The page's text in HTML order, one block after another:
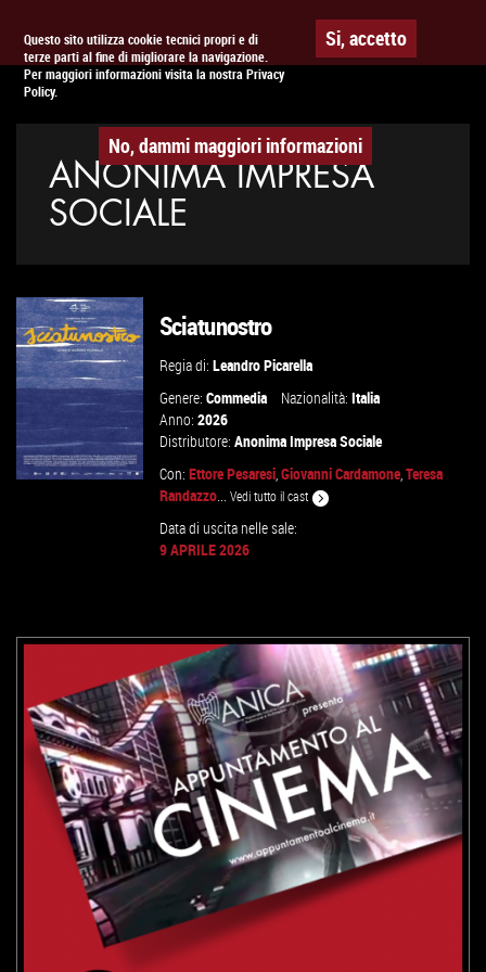
Questo sito utilizza cookie tecnici propri e di
terze parti al fine di migliorare la navigazione.
Per maggiori informazioni visita la nostra Privacy
Policy.
Si, accetto
No, dammi maggiori informazioni
APPUNTAMENTO AL CINEMA
ANONIMA IMPRESA
SOCIALE
Sciatunostro
Regia di:Leandro Picarella
Genere:Commedia Nazionalità:Italia
Anno:2026
Distributore:Anonima Impresa Sociale
Con:Ettore Pesaresi,Giovanni Cardamone,Teresa
Randazzo...Vedi tutto il cast
Data di uscita nelle sale:
9 APRILE 2026